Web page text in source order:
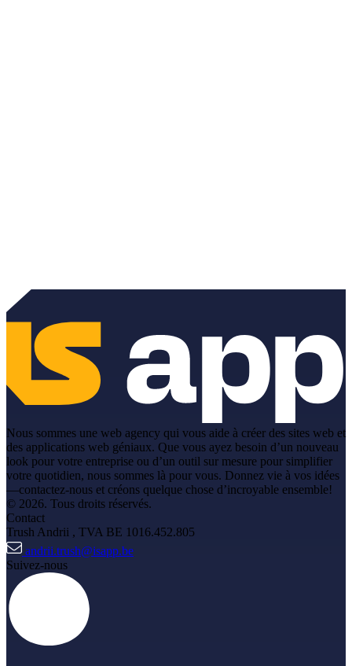
Nous sommes une web agency qui vous aide à créer des sites web et
des applications web géniaux. Que vous ayez besoin d’un nouveau
look pour votre entreprise ou d’un outil sur mesure pour simplifier
votre quotidien, nous sommes là pour vous. Donnez vie à vos idées
—contactez-nous et créons quelque chose d’incroyable ensemble!
© 2026. Tous droits réservés.
Contact
Trush Andrii , TVA BE 1016.452.805
andrii.trush@isapp.be
Suivez-nous